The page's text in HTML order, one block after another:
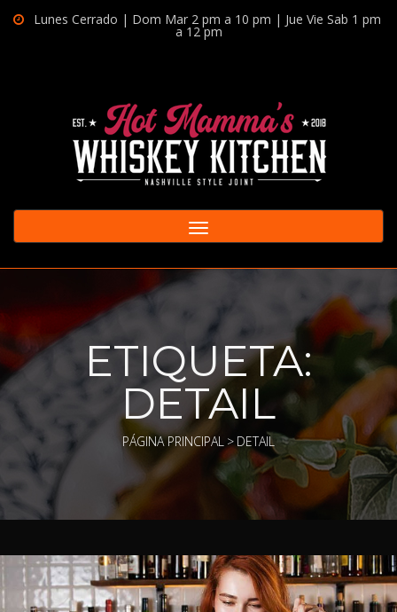
Lunes Cerrado | Dom Mar 2 pm a 10 pm | Jue Vie Sab 1 pm
a 12 pm
Toggle
navigation
ETIQUETA:
DETAIL
PÁGINA PRINCIPAL > DETAIL